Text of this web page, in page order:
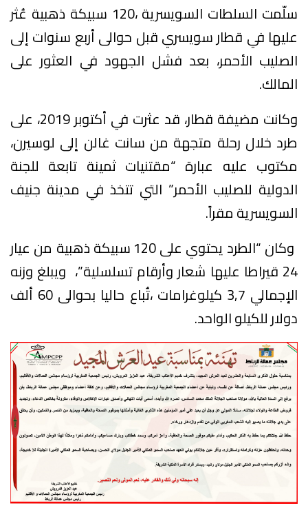
سلّمت السلطات السويسرية ،120 سبيكة ذهبية عُثر
عليها في قطار سويسري قبل حوالى أربع سنوات إلى
الصليب الأحمر، بعد فشل الجهود في العثور على
المالك.
وكانت مضيفة قطار، قد عثرت في أكتوبر 2019، على
طرد خلال رحلة متجهة من سانت غالن إلى لوسيرن،
مكتوب عليه عبارة “مقتنيات ثمينة تابعة للجنة
الدولية للصليب الأحمر” التي تتخذ في مدينة جنيف
السويسرية مقراً.
وكان “الطرد يحتوي على 120 سبيكة ذهبية من عيار
24 قيراطا عليها شعار وأرقام تسلسلية”، ويبلغ وزنه
الإجمالي 3,7 كيلوغرامات ،تُباع حاليا بحوالى 60 ألف
دولار للكيلو الواحد.